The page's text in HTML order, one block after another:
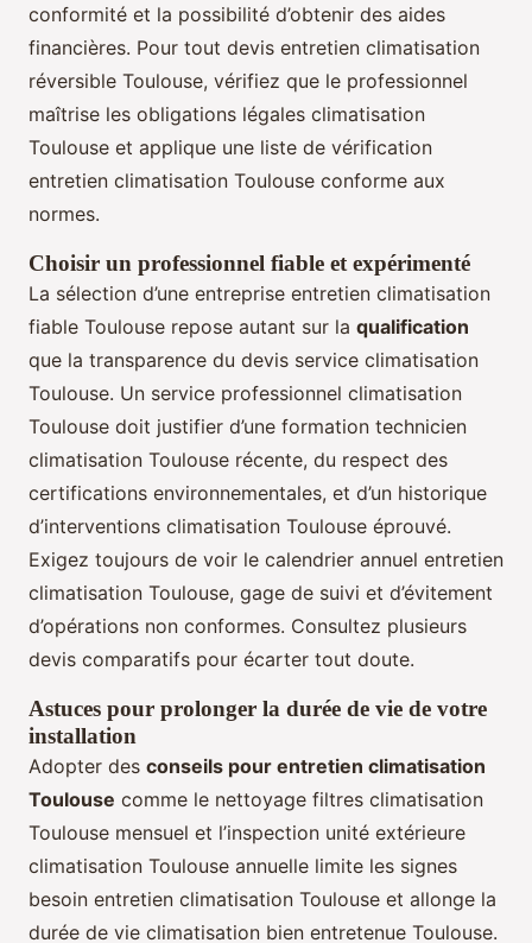
conformité et la possibilité d’obtenir des aides
financières. Pour tout devis entretien climatisation
réversible Toulouse, vérifiez que le professionnel
maîtrise les obligations légales climatisation
Toulouse et applique une liste de vérification
entretien climatisation Toulouse conforme aux
normes.
Choisir un professionnel fiable et expérimenté
La sélection d’une entreprise entretien climatisation
fiable Toulouse repose autant sur la qualification
que la transparence du devis service climatisation
Toulouse. Un service professionnel climatisation
Toulouse doit justifier d’une formation technicien
climatisation Toulouse récente, du respect des
certifications environnementales, et d’un historique
d’interventions climatisation Toulouse éprouvé.
Exigez toujours de voir le calendrier annuel entretien
climatisation Toulouse, gage de suivi et d’évitement
d’opérations non conformes. Consultez plusieurs
devis comparatifs pour écarter tout doute.
Astuces pour prolonger la durée de vie de votre
installation
Adopter des conseils pour entretien climatisation
Toulouse comme le nettoyage filtres climatisation
Toulouse mensuel et l’inspection unité extérieure
climatisation Toulouse annuelle limite les signes
besoin entretien climatisation Toulouse et allonge la
durée de vie climatisation bien entretenue Toulouse.